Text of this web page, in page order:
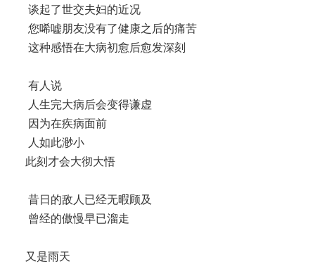
谈起了世交夫妇的近况
您唏嘘朋友没有了健康之后的痛苦
这种感悟在大病初愈后愈发深刻
有人说
人生完大病后会变得谦虚
因为在疾病面前
人如此渺小
此刻才会大彻大悟
昔日的敌人已经无暇顾及
曾经的傲慢早已溜走
又是雨天